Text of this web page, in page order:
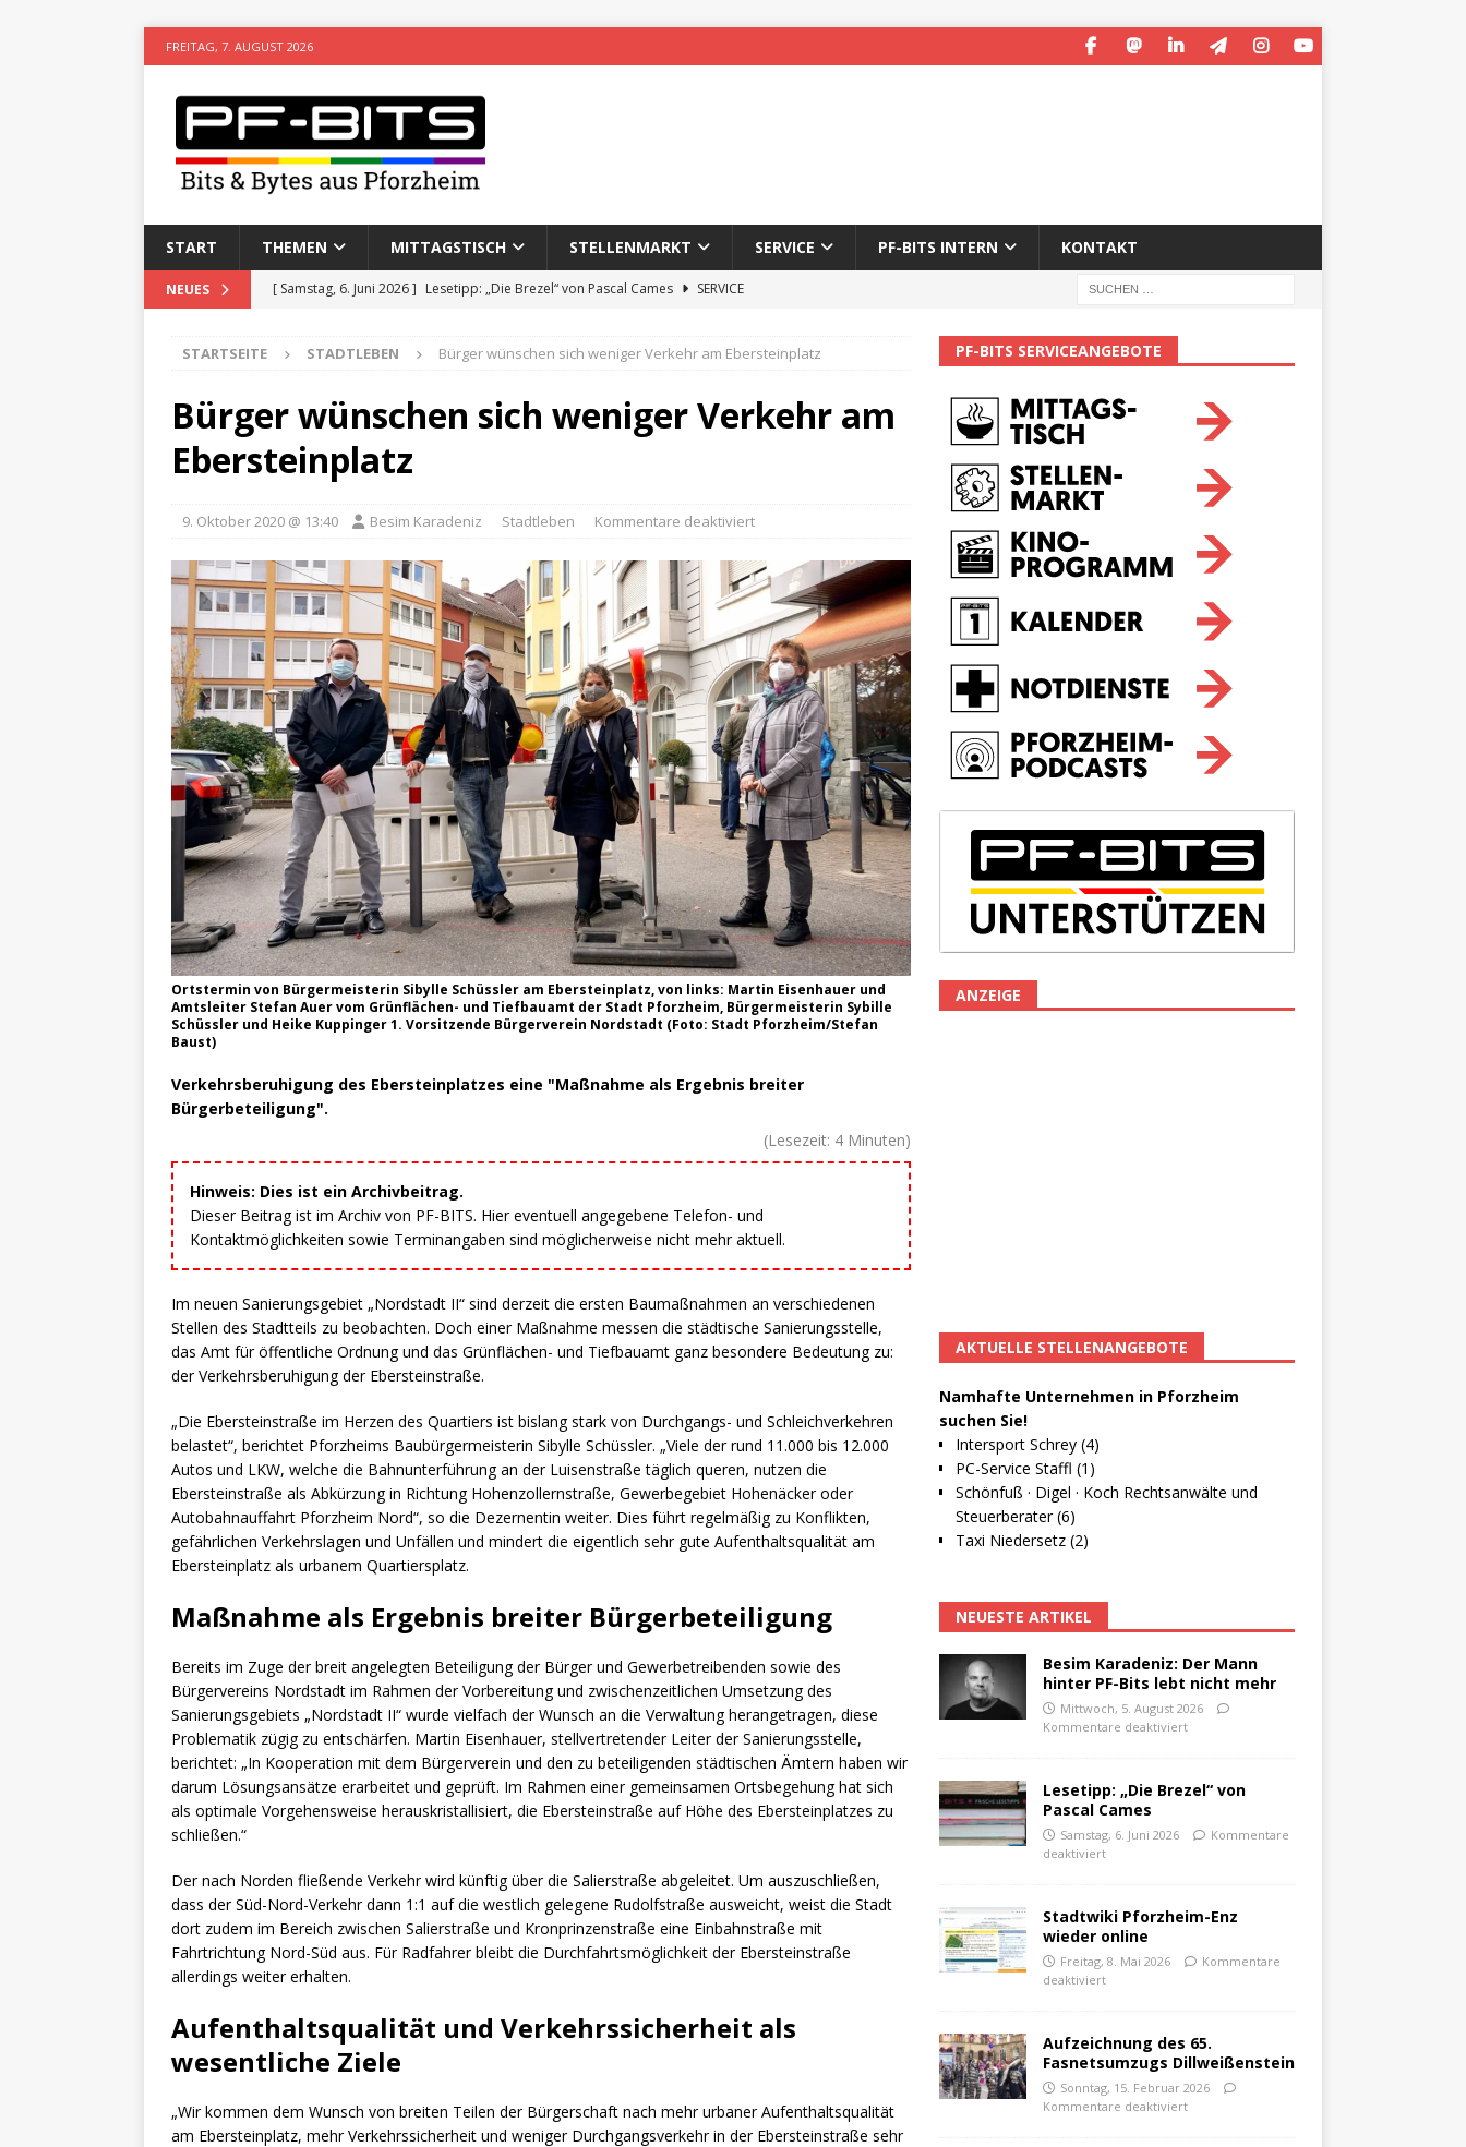
FREITAG, 7. AUGUST 2026
START THEMEN MITTAGSTISCH STELLENMARKT SERVICE PF-BITS INTERN KONTAKT
NEUES [ Samstag, 6. Juni 2026 ] Lesetipp: „Die Brezel“ von Pascal Cames
SERVICE
[ Sonntag, 15. Februar 2026 ] Aufzeichnung des 65. Fasnetsumzugs Dillweißenstein
VERANSTALTUNGEN
PF-BITS INTERN
[ Mittwoch, 5. August 2026 ]
STARTSEITE STADTLEBEN Bürger wünschen sich weniger Verkehr am Ebersteinplatz
Bürger wünschen sich weniger Verkehr am
Ebersteinplatz
9. Oktober 2020 @ 13:40 Besim Karadeniz Stadtleben Kommentare deaktiviert
Ortstermin von Bürgermeisterin Sibylle Schüssler am Ebersteinplatz, von links: Martin Eisenhauer und
Amtsleiter Stefan Auer vom Grünflächen- und Tiefbauamt der Stadt Pforzheim, Bürgermeisterin Sybille
Schüssler und Heike Kuppinger 1. Vorsitzende Bürgerverein Nordstadt (Foto: Stadt Pforzheim/Stefan
Baust)
Verkehrsberuhigung des Ebersteinplatzes eine "Maßnahme als Ergebnis breiter
Bürgerbeteiligung".
(Lesezeit: 4 Minuten)
Hinweis: Dies ist ein Archivbeitrag.
Dieser Beitrag ist im Archiv von PF-BITS. Hier eventuell angegebene Telefon- und
Kontaktmöglichkeiten sowie Terminangaben sind möglicherweise nicht mehr aktuell.
Im neuen Sanierungsgebiet „Nordstadt II“ sind derzeit die ersten Baumaßnahmen an verschiedenen
Stellen des Stadtteils zu beobachten. Doch einer Maßnahme messen die städtische Sanierungsstelle,
das Amt für öffentliche Ordnung und das Grünflächen- und Tiefbauamt ganz besondere Bedeutung zu:
der Verkehrsberuhigung der Ebersteinstraße.
„Die Ebersteinstraße im Herzen des Quartiers ist bislang stark von Durchgangs- und Schleichverkehren
belastet“, berichtet Pforzheims Baubürgermeisterin Sibylle Schüssler. „Viele der rund 11.000 bis 12.000
Autos und LKW, welche die Bahnunterführung an der Luisenstraße täglich queren, nutzen die
Ebersteinstraße als Abkürzung in Richtung Hohenzollernstraße, Gewerbegebiet Hohenäcker oder
Autobahnauffahrt Pforzheim Nord“, so die Dezernentin weiter. Dies führt regelmäßig zu Konflikten,
gefährlichen Verkehrslagen und Unfällen und mindert die eigentlich sehr gute Aufenthaltsqualität am
Ebersteinplatz als urbanem Quartiersplatz.
Maßnahme als Ergebnis breiter Bürgerbeteiligung
Bereits im Zuge der breit angelegten Beteiligung der Bürger und Gewerbetreibenden sowie des
Bürgervereins Nordstadt im Rahmen der Vorbereitung und zwischenzeitlichen Umsetzung des
Sanierungsgebiets „Nordstadt II“ wurde vielfach der Wunsch an die Verwaltung herangetragen, diese
Problematik zügig zu entschärfen. Martin Eisenhauer, stellvertretender Leiter der Sanierungsstelle,
berichtet: „In Kooperation mit dem Bürgerverein und den zu beteiligenden städtischen Ämtern haben wir
darum Lösungsansätze erarbeitet und geprüft. Im Rahmen einer gemeinsamen Ortsbegehung hat sich
als optimale Vorgehensweise herauskristallisiert, die Ebersteinstraße auf Höhe des Ebersteinplatzes zu
schließen.“
Der nach Norden fließende Verkehr wird künftig über die Salierstraße abgeleitet. Um auszuschließen,
dass der Süd-Nord-Verkehr dann 1:1 auf die westlich gelegene Rudolfstraße ausweicht, weist die Stadt
dort zudem im Bereich zwischen Salierstraße und Kronprinzenstraße eine Einbahnstraße mit
Fahrtrichtung Nord-Süd aus. Für Radfahrer bleibt die Durchfahrtsmöglichkeit der Ebersteinstraße
allerdings weiter erhalten.
Aufenthaltsqualität und Verkehrssicherheit als
wesentliche Ziele
„Wir kommen dem Wunsch von breiten Teilen der Bürgerschaft nach mehr urbaner Aufenthaltsqualität
am Ebersteinplatz, mehr Verkehrssicherheit und weniger Durchgangsverkehr in der Ebersteinstraße sehr
PF-BITS SERVICEANGEBOTE
ANZEIGE
AKTUELLE STELLENANGEBOTE
Namhafte Unternehmen in Pforzheim
suchen Sie!
Intersport Schrey (4)
PC-Service Staffl (1)
Schönfuß · Digel · Koch Rechtsanwälte und
Steuerberater (6)
Taxi Niedersetz (2)
NEUESTE ARTIKEL
Besim Karadeniz: Der Mann
hinter PF-Bits lebt nicht mehr
Mittwoch, 5. August 2026
Kommentare deaktiviert
Lesetipp: „Die Brezel“ von
Pascal Cames
Samstag, 6. Juni 2026
Kommentare
deaktiviert
Stadtwiki Pforzheim-Enz
wieder online
Freitag, 8. Mai 2026
Kommentare
deaktiviert
Aufzeichnung des 65.
Fasnetsumzugs Dillweißenstein
Sonntag, 15. Februar 2026
Kommentare deaktiviert